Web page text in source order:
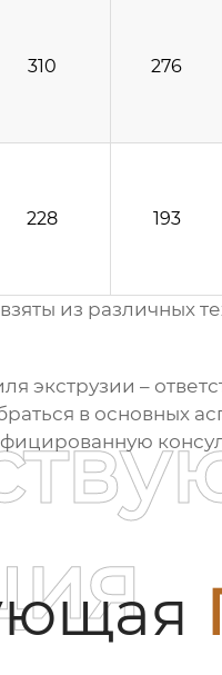
310 276
228 193
из различных
экструзии –
в основных